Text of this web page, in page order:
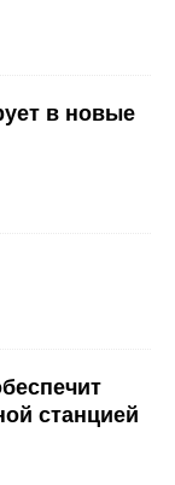
в новые
станцией